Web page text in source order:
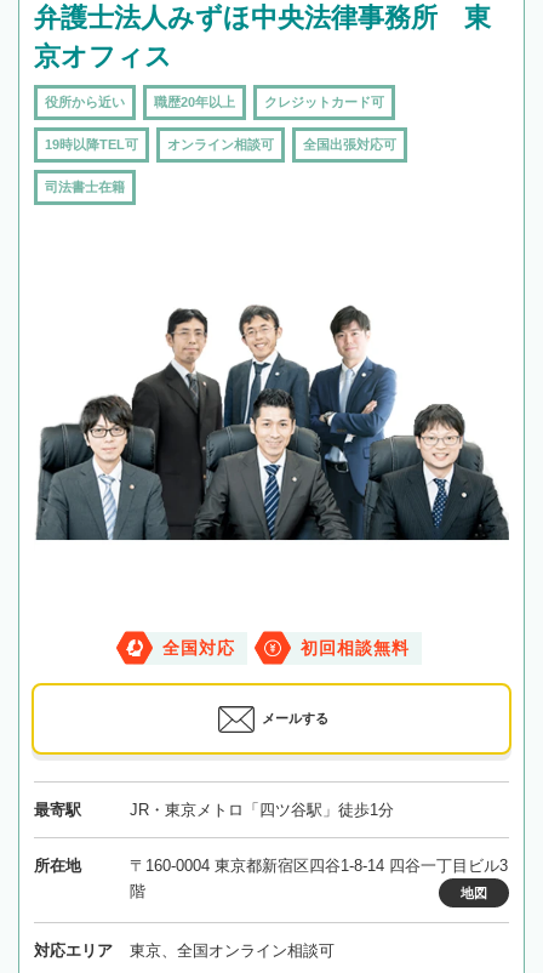
弁護士法人みずほ中央法律事務所 東
京オフィス
役所から近い 職歴20年以上 クレジットカード可
19時以降TEL可 オンライン相談可 全国出張対応可
司法書士在籍
全国対応 初回相談無料
メールする
最寄駅 JR・東京メトロ「四ツ谷駅」徒歩1分
所在地
〒160-0004 東京都新宿区四谷1-8-14 四谷一丁目ビル3
階
地図
対応エリア 東京、全国オンライン相談可